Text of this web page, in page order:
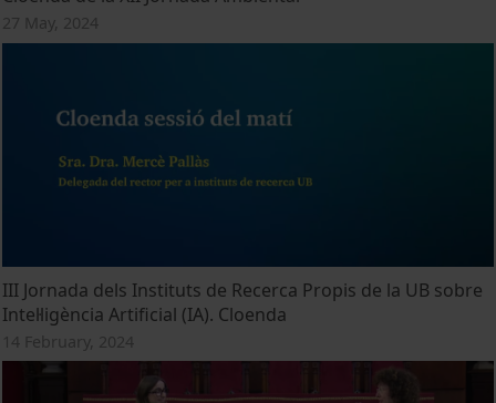
27 May, 2024
III Jornada dels Instituts de Recerca Propis de la UB sobre
Intel·ligència Artificial (IA). Cloenda
14 February, 2024